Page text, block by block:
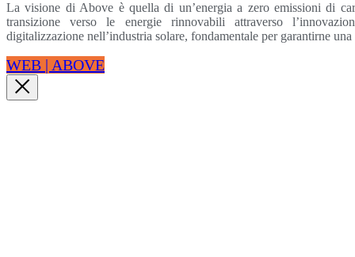
La visione di Above è quella di un’energia a zero emissioni di
transizione verso le energie rinnovabili attraverso
digitalizzazione nell’industria solare, fondamentale per garantirne
WEB | ABOVE